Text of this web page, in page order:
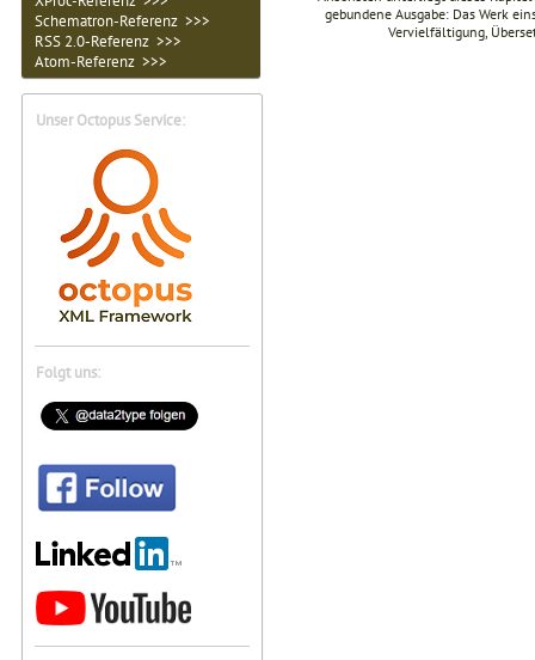
Schematron-Referenz >>>
RSS 2.0-Referenz >>>
Atom-Referenz >>>
Unser Octopus Service:
Folgt uns:
gebundene Ausgabe: Das Werk
Vervielfältigung,